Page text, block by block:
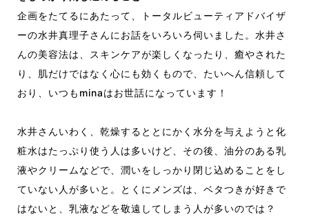
企画をたてるにあたって、トータルビューティアドバイザ
ーの水井真理子さんにお話をいろいろ伺いました。水井さ
んの美容法は、スキンケアが楽しくなったり、癒やされた
り、肌だけではなく心にも効くもので、たいへん信頼して
おり、いつもminaはお世話になっています！
水井さんいわく、乾燥するととにかく水分を与えようと化
粧水はたっぷり使う人は多いけど、その後、油分のある乳
液やクリームなどで、潤いをしっかり閉じ込めることをし
ていない人が多いと。とくにメンズは、ベタつきが好きで
はないと、乳液などを敬遠してしまう人が多いのでは？